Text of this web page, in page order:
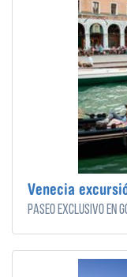
Paseo exclusivo en